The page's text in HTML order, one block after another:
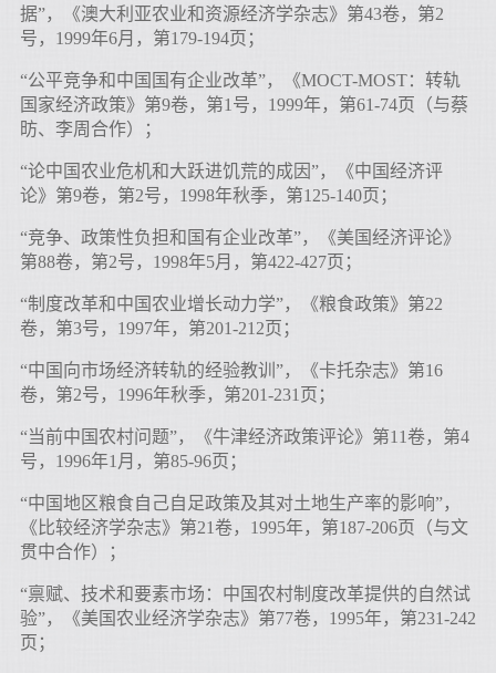
据”，《澳大利亚农业和资源经济学杂志》第43卷，第2
号，1999年6月，第179-194页；
“公平竞争和中国国有企业改革”，《MOCT-MOST：转轨
国家经济政策》第9卷，第1号，1999年，第61-74页（与蔡
昉、李周合作）；
“论中国农业危机和大跃进饥荒的成因”，《中国经济评
论》第9卷，第2号，1998年秋季，第125-140页；
“竞争、政策性负担和国有企业改革”，《美国经济评论》
第88卷，第2号，1998年5月，第422-427页；
“制度改革和中国农业增长动力学”，《粮食政策》第22
卷，第3号，1997年，第201-212页；
“中国向市场经济转轨的经验教训”，《卡托杂志》第16
卷，第2号，1996年秋季，第201-231页；
“当前中国农村问题”，《牛津经济政策评论》第11卷，第4
号，1996年1月，第85-96页；
“中国地区粮食自己自足政策及其对土地生产率的影响”，
《比较经济学杂志》第21卷，1995年，第187-206页（与文
贯中合作）；
“禀赋、技术和要素市场：中国农村制度改革提供的自然试
验”，《美国农业经济学杂志》第77卷，1995年，第231-242
页；